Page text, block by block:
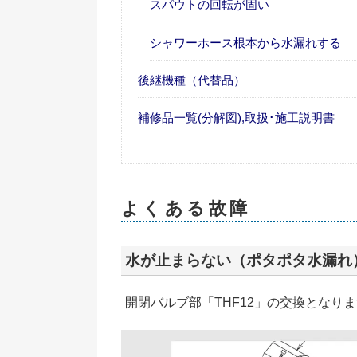
スパウトの回転が固い
シャワーホース根本から水漏れする
後継機種（代替品）
補修品一覧(分解図),取扱･施工説明書
よくある故障
水が止まらない（ポタポタ水漏れ
開閉バルブ部「THF12」の交換となりま